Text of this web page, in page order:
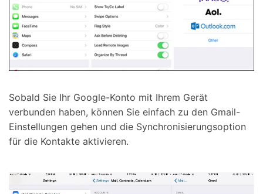
Sobald Sie Ihr Google-Konto mit Ihrem Gerät
verbunden haben, können Sie einfach zu den Gmail-
Einstellungen gehen und die Synchronisierungsoption
für die Kontakte aktivieren.